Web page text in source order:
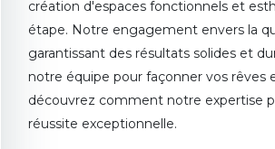
création d'espaces fonctionnels et
étape. Notre engagement envers la
garantissant des résultats solides et
notre équipe pour façonner vos rêves
découvrez comment notre expertise
réussite exceptionnelle.